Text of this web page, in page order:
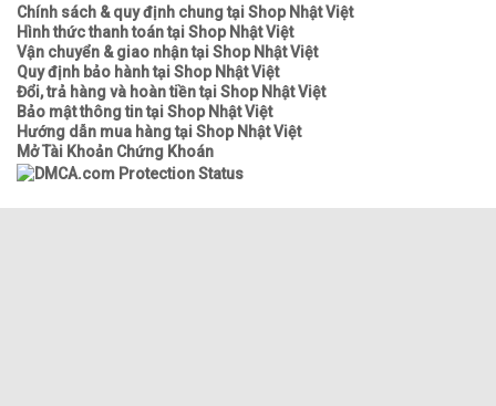
Chính sách & quy định chung tại Shop Nhật Việt
Hình thức thanh toán tại Shop Nhật Việt
Vận chuyển & giao nhận tại Shop Nhật Việt
Quy định bảo hành tại Shop Nhật Việt
Đổi, trả hàng và hoàn tiền tại Shop Nhật Việt
Bảo mật thông tin tại Shop Nhật Việt
Hướng dẫn mua hàng tại Shop Nhật Việt
Mở Tài Khoản Chứng Khoán